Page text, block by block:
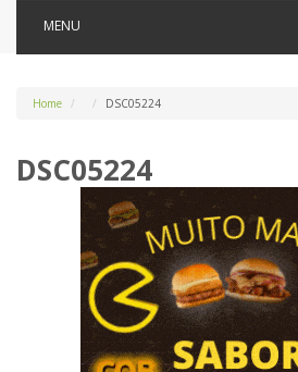
MENU
Home DSC05224
DSC05224